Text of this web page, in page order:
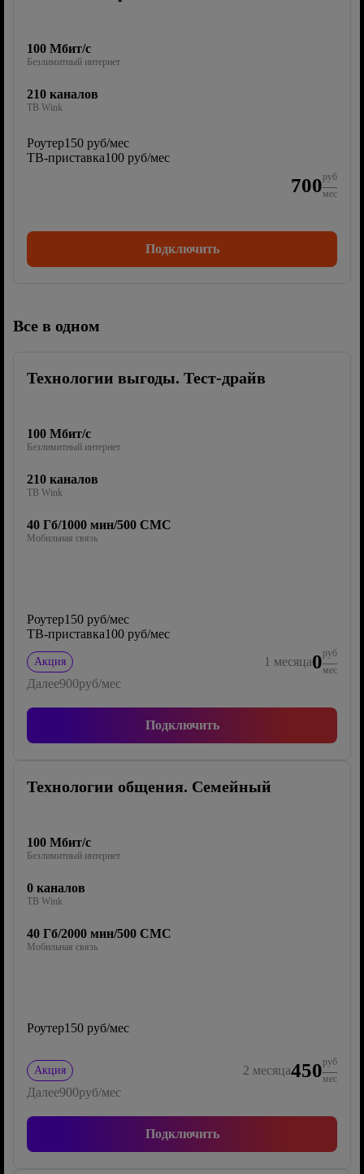
100 Мбит/с
Безлимитный интернет
210 каналов
ТВ Wink
Роутер150 руб/мес
ТВ-приставка100 руб/мес
700руб
мес
Подключить
Все в одном
Технологии выгоды. Тест-драйв
100 Мбит/с
Безлимитный интернет
210 каналов
ТВ Wink
40 Гб/1000 мин/500 СМС
Мобильная связь
Роутер150 руб/мес
ТВ-приставка100 руб/мес
Акция 1 месяца0руб
мес
Далее900руб/мес
Подключить
Технологии общения. Семейный
100 Мбит/с
Безлимитный интернет
0 каналов
ТВ Wink
40 Гб/2000 мин/500 СМС
Мобильная связь
Роутер150 руб/мес
Акция 2 месяца450руб
мес
Далее900руб/мес
Подключить